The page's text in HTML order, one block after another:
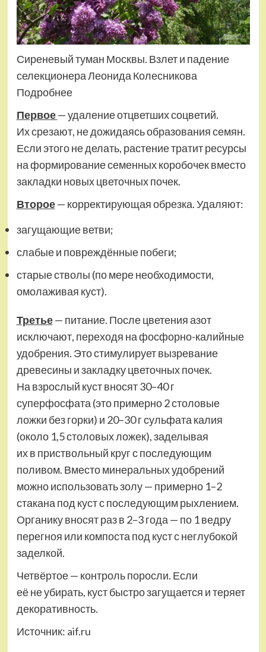
Сиреневый туман Москвы. Взлет и падение
селекционера Леонида Колесникова
Подробнее
Первое— удаление отцветших соцветий.
Их срезают, не дожидаясь образования семян.
Если этого не делать, растение тратит ресурсы
на формирование семенных коробочек вместо
закладки новых цветочных почек.
Второе— корректирующая обрезка. Удаляют:
загущающие ветви;
слабые и повреждённые побеги;
старые стволы (по мере необходимости,
омолаживая куст).
Третье— питание. После цветения азот
исключают, переходя на фосфорно-калийные
удобрения. Это стимулирует вызревание
древесины и закладку цветочных почек.
На взрослый куст вносят 30–40 г
суперфосфата (это примерно 2 столовые
ложки без горки) и 20–30 г сульфата калия
(около 1,5 столовых ложек), заделывая
их в приствольный круг с последующим
поливом. Вместо минеральных удобрений
можно использовать золу — примерно 1–2
стакана под куст с последующим рыхлением.
Органику вносят раз в 2–3 года — по 1 ведру
перегноя или компоста под куст с неглубокой
заделкой.
Четвёртое — контроль поросли. Если
её не убирать, куст быстро загущается и теряет
декоративность.
Источник: aif.ru